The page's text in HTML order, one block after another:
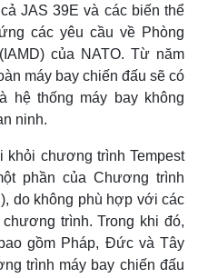
Vũ khí
Việt Nam
Phân tích
JAS 39E và các biến thể
các yêu cầu về Phòng
của NATO. Từ năm
máy bay chiến đấu sẽ có
hệ thống máy bay không
ninh.
chương trình Tempest
phần của Chương trình
do không phù hợp với các
trình. Trong khi đó,
gồm Pháp, Đức và Tây
trình máy bay chiến đấu